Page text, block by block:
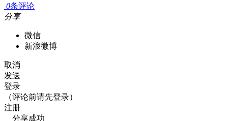
0条评论
分享
微信
新浪微博
取消
发送
登录
（评论前请先登录）
注册
分享成功